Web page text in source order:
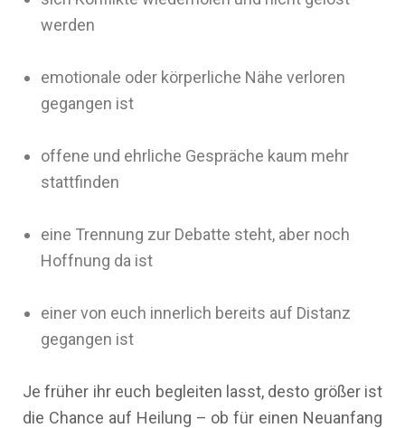
werden
emotionale oder körperliche Nähe verloren
gegangen ist
offene und ehrliche Gespräche kaum mehr
stattfinden
eine Trennung zur Debatte steht, aber noch
Hoffnung da ist
einer von euch innerlich bereits auf Distanz
gegangen ist
Je früher ihr euch begleiten lasst, desto größer ist
die Chance auf Heilung – ob für einen Neuanfang